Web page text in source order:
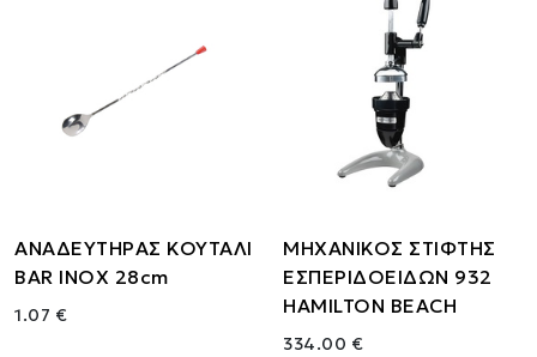
ΑΝΑΔΕΥΤΗΡΑΣ ΚΟΥΤΑΛΙ
BAR INOX 28cm
1.07 €
ΜΗΧΑΝΙΚΟΣ ΣΤΙΦΤΗΣ
ΕΣΠΕΡΙΔΟΕΙΔΩΝ 932
HAMILTON BEACH
334.00 €